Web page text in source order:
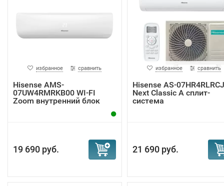
избранное сравнить
Hisense AMS-
07UW4RMRKB00 WI-FI
Zoom внутренний блок
19 690 руб.
избранное сравнить
Hisense AS-
Next Classic A сплит-
система
21 690 руб.